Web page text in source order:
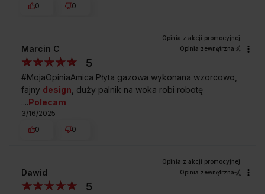
0
0
Marcin C Opinia zewnętrzna
5
#MojaOpiniaAmica Płyta gazowa wykonana wzorcowo,
fajny design , duży palnik na woka robi robotę
....Polecam
3/16/2025
0
0
Dawid Opinia zewnętrzna
5